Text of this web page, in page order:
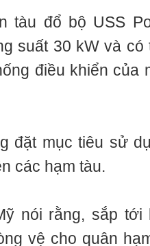
tàu đổ bộ USS
suất 30 kW và
điều khiển của
đặt mục tiêu sử
các hạm tàu.
nói rằng, sắp
vệ cho quân